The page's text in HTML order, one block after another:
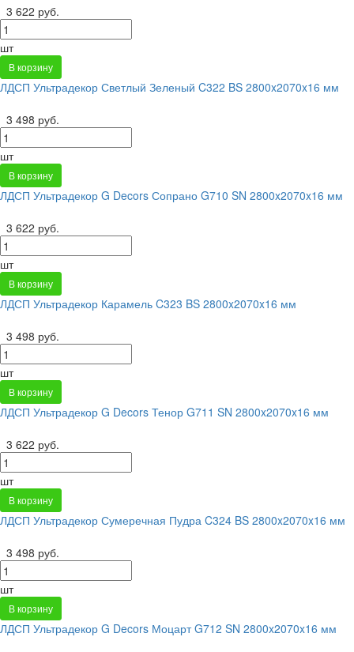
3 622 руб.
шт
В корзину
ЛДСП Ультрадекор Светлый Зеленый C322 BS 2800x2070x16 мм
3 498 руб.
шт
В корзину
ЛДСП Ультрадекор G Decors Сопрано G710 SN 2800x2070x16 мм
3 622 руб.
шт
В корзину
ЛДСП Ультрадекор Карамель C323 BS 2800x2070x16 мм
3 498 руб.
шт
В корзину
ЛДСП Ультрадекор G Decors Тенор G711 SN 2800x2070x16 мм
3 622 руб.
шт
В корзину
ЛДСП Ультрадекор Сумеречная Пудра C324 BS 2800x2070x16 мм
3 498 руб.
шт
В корзину
ЛДСП Ультрадекор G Decors Моцарт G712 SN 2800x2070x16 мм